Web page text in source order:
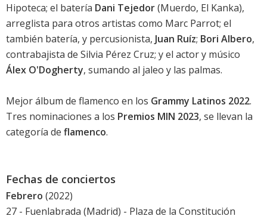
Hipoteca; el batería Dani Tejedor(Muerdo, El Kanka),
arreglista para otros artistas como Marc Parrot; el
también batería, y percusionista, Juan Ruíz; Bori Albero,
contrabajista de Silvia Pérez Cruz; y el actor y músico
Álex O'Dogherty, sumando al jaleo y las palmas.
Mejor álbum de flamenco en los Grammy Latinos 2022.
Tres nominaciones a los Premios MIN 2023, se llevan la
categoría de flamenco.
Fechas de conciertos
Febrero (2022)
27 - Fuenlabrada (Madrid) - Plaza de la Constitución